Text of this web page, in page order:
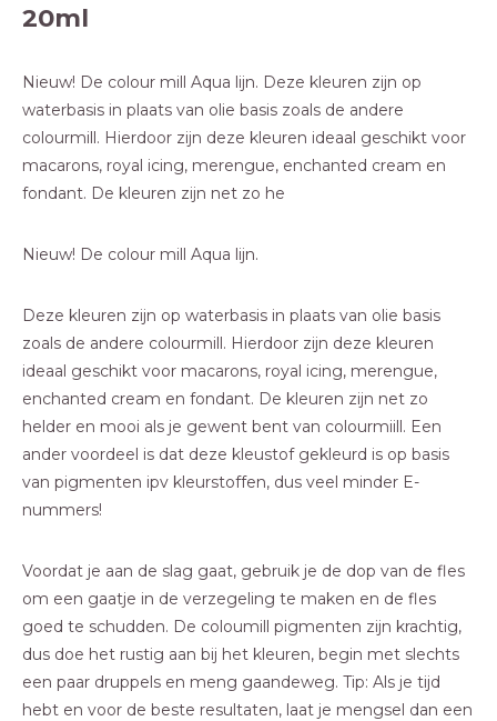
20ml
Nieuw! De colour mill Aqua lijn. Deze kleuren zijn op
waterbasis in plaats van olie basis zoals de andere
colourmill. Hierdoor zijn deze kleuren ideaal geschikt voor
macarons, royal icing, merengue, enchanted cream en
fondant. De kleuren zijn net zo he
Nieuw! De colour mill Aqua lijn.
Deze kleuren zijn op waterbasis in plaats van olie basis
zoals de andere colourmill. Hierdoor zijn deze kleuren
ideaal geschikt voor macarons, royal icing, merengue,
enchanted cream en fondant. De kleuren zijn net zo
helder en mooi als je gewent bent van colourmiill. Een
ander voordeel is dat deze kleustof gekleurd is op basis
van pigmenten ipv kleurstoffen, dus veel minder E-
nummers!
Voordat je aan de slag gaat, gebruik je de dop van de fles
om een ​​gaatje in de verzegeling te maken en de fles
goed te schudden. De coloumill pigmenten zijn krachtig,
dus doe het rustig aan bij het kleuren, begin met slechts
een paar druppels en meng gaandeweg. Tip: Als je tijd
hebt en voor de beste resultaten, laat je mengsel dan een